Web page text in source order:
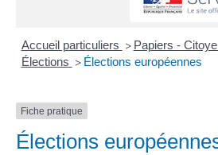
Accueil particuliers > Papiers -
Élections > Élections européennes
Fiche pratique
Élections